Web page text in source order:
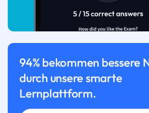
94% bekommen bessere
durch unsere smarte
Lernplattform.